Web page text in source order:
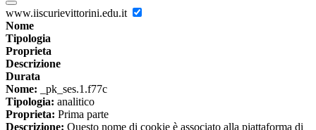
www.iiscurievittorini.edu.it
Nome
Tipologia
Proprieta
Descrizione
Durata
Nome: _pk_ses.1.f77c
Tipologia: analitico
Proprieta: Prima parte
Descrizione: Questo nome di cookie è associato alla piattaforma di